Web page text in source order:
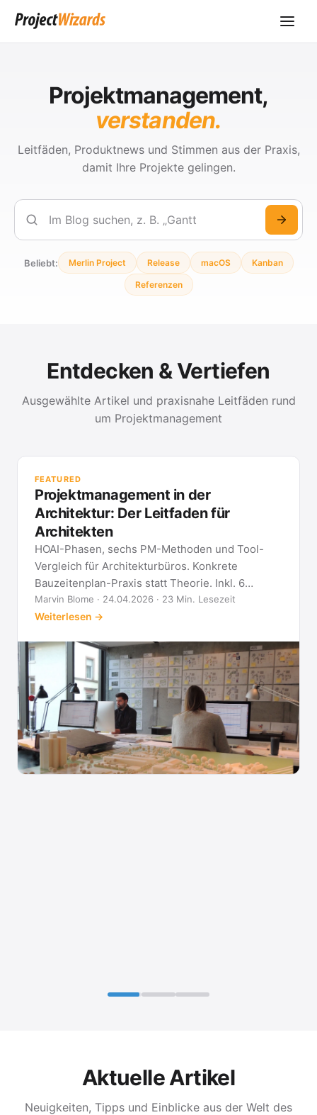
Projektmanagement,
verstanden.
Leitfäden, Produktnews und Stimmen aus der Praxis,
damit Ihre Projekte gelingen.
Suchen
Beliebt: Merlin Project Release macOS Kanban
Referenzen
Entdecken & Vertiefen
Ausgewählte Artikel und praxisnahe Leitfäden rund
um Projektmanagement
FEATURED
Projektmanagement in der
Architektur: Der Leitfaden für
Architekten
HOAI-Phasen, sechs PM-Methoden und Tool-
Vergleich für Architekturbüros. Konkrete
Bauzeitenplan-Praxis statt Theorie. Inkl. 6
Architekten-FAQ.
Marvin Blome · 24.04.2026 · 23 Min. Lesezeit
Weiterlesen →
Aktuelle Artikel
Neuigkeiten, Tipps und Einblicke aus der Welt des